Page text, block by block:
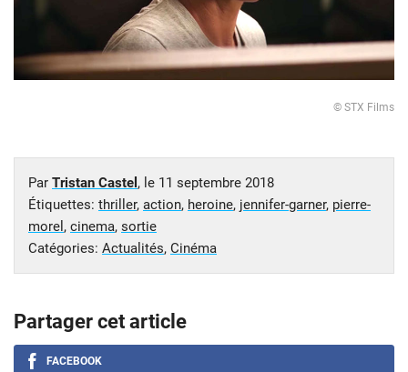
© STX Films
Par Tristan Castel , le 11 septembre 2018
Étiquettes: thriller, action, heroine, jennifer-garner, pierre-
morel , cinema, sortie
Catégories: Actualités, Cinéma
Partager cet article
FACEBOOK